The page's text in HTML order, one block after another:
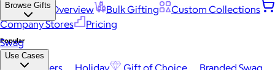
Platform Overview Bulk Gifting
Custom Collections
Company Stores
Pricing
Browse Gifts
Popular
Best Sellers Holiday Gift of Choice
Branded Swag
Swag
Use Cases